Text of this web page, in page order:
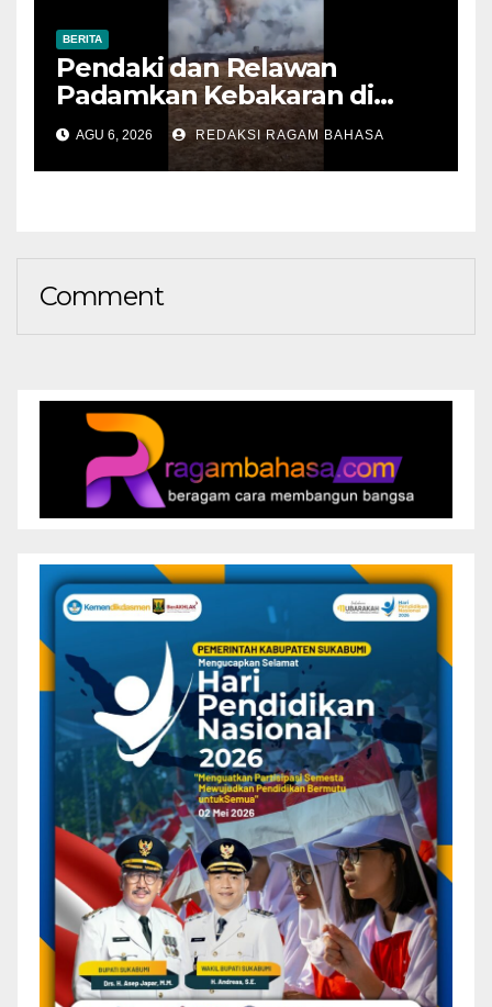
BERITA
Pendaki dan Relawan
Padamkan Kebakaran di
Alun-alun Suryakencana
Sebelum Meluas
AGU 6, 2026 REDAKSI RAGAM BAHASA
Comment